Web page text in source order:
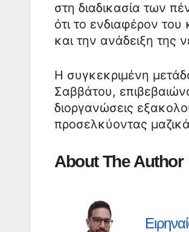
στη διαδικασία των
ότι το ενδιαφέρον
και την ανάδειξη της
Η συγκεκριμένη
Σαββάτου,
διοργανώσεις
προσελκύοντας
About The Author